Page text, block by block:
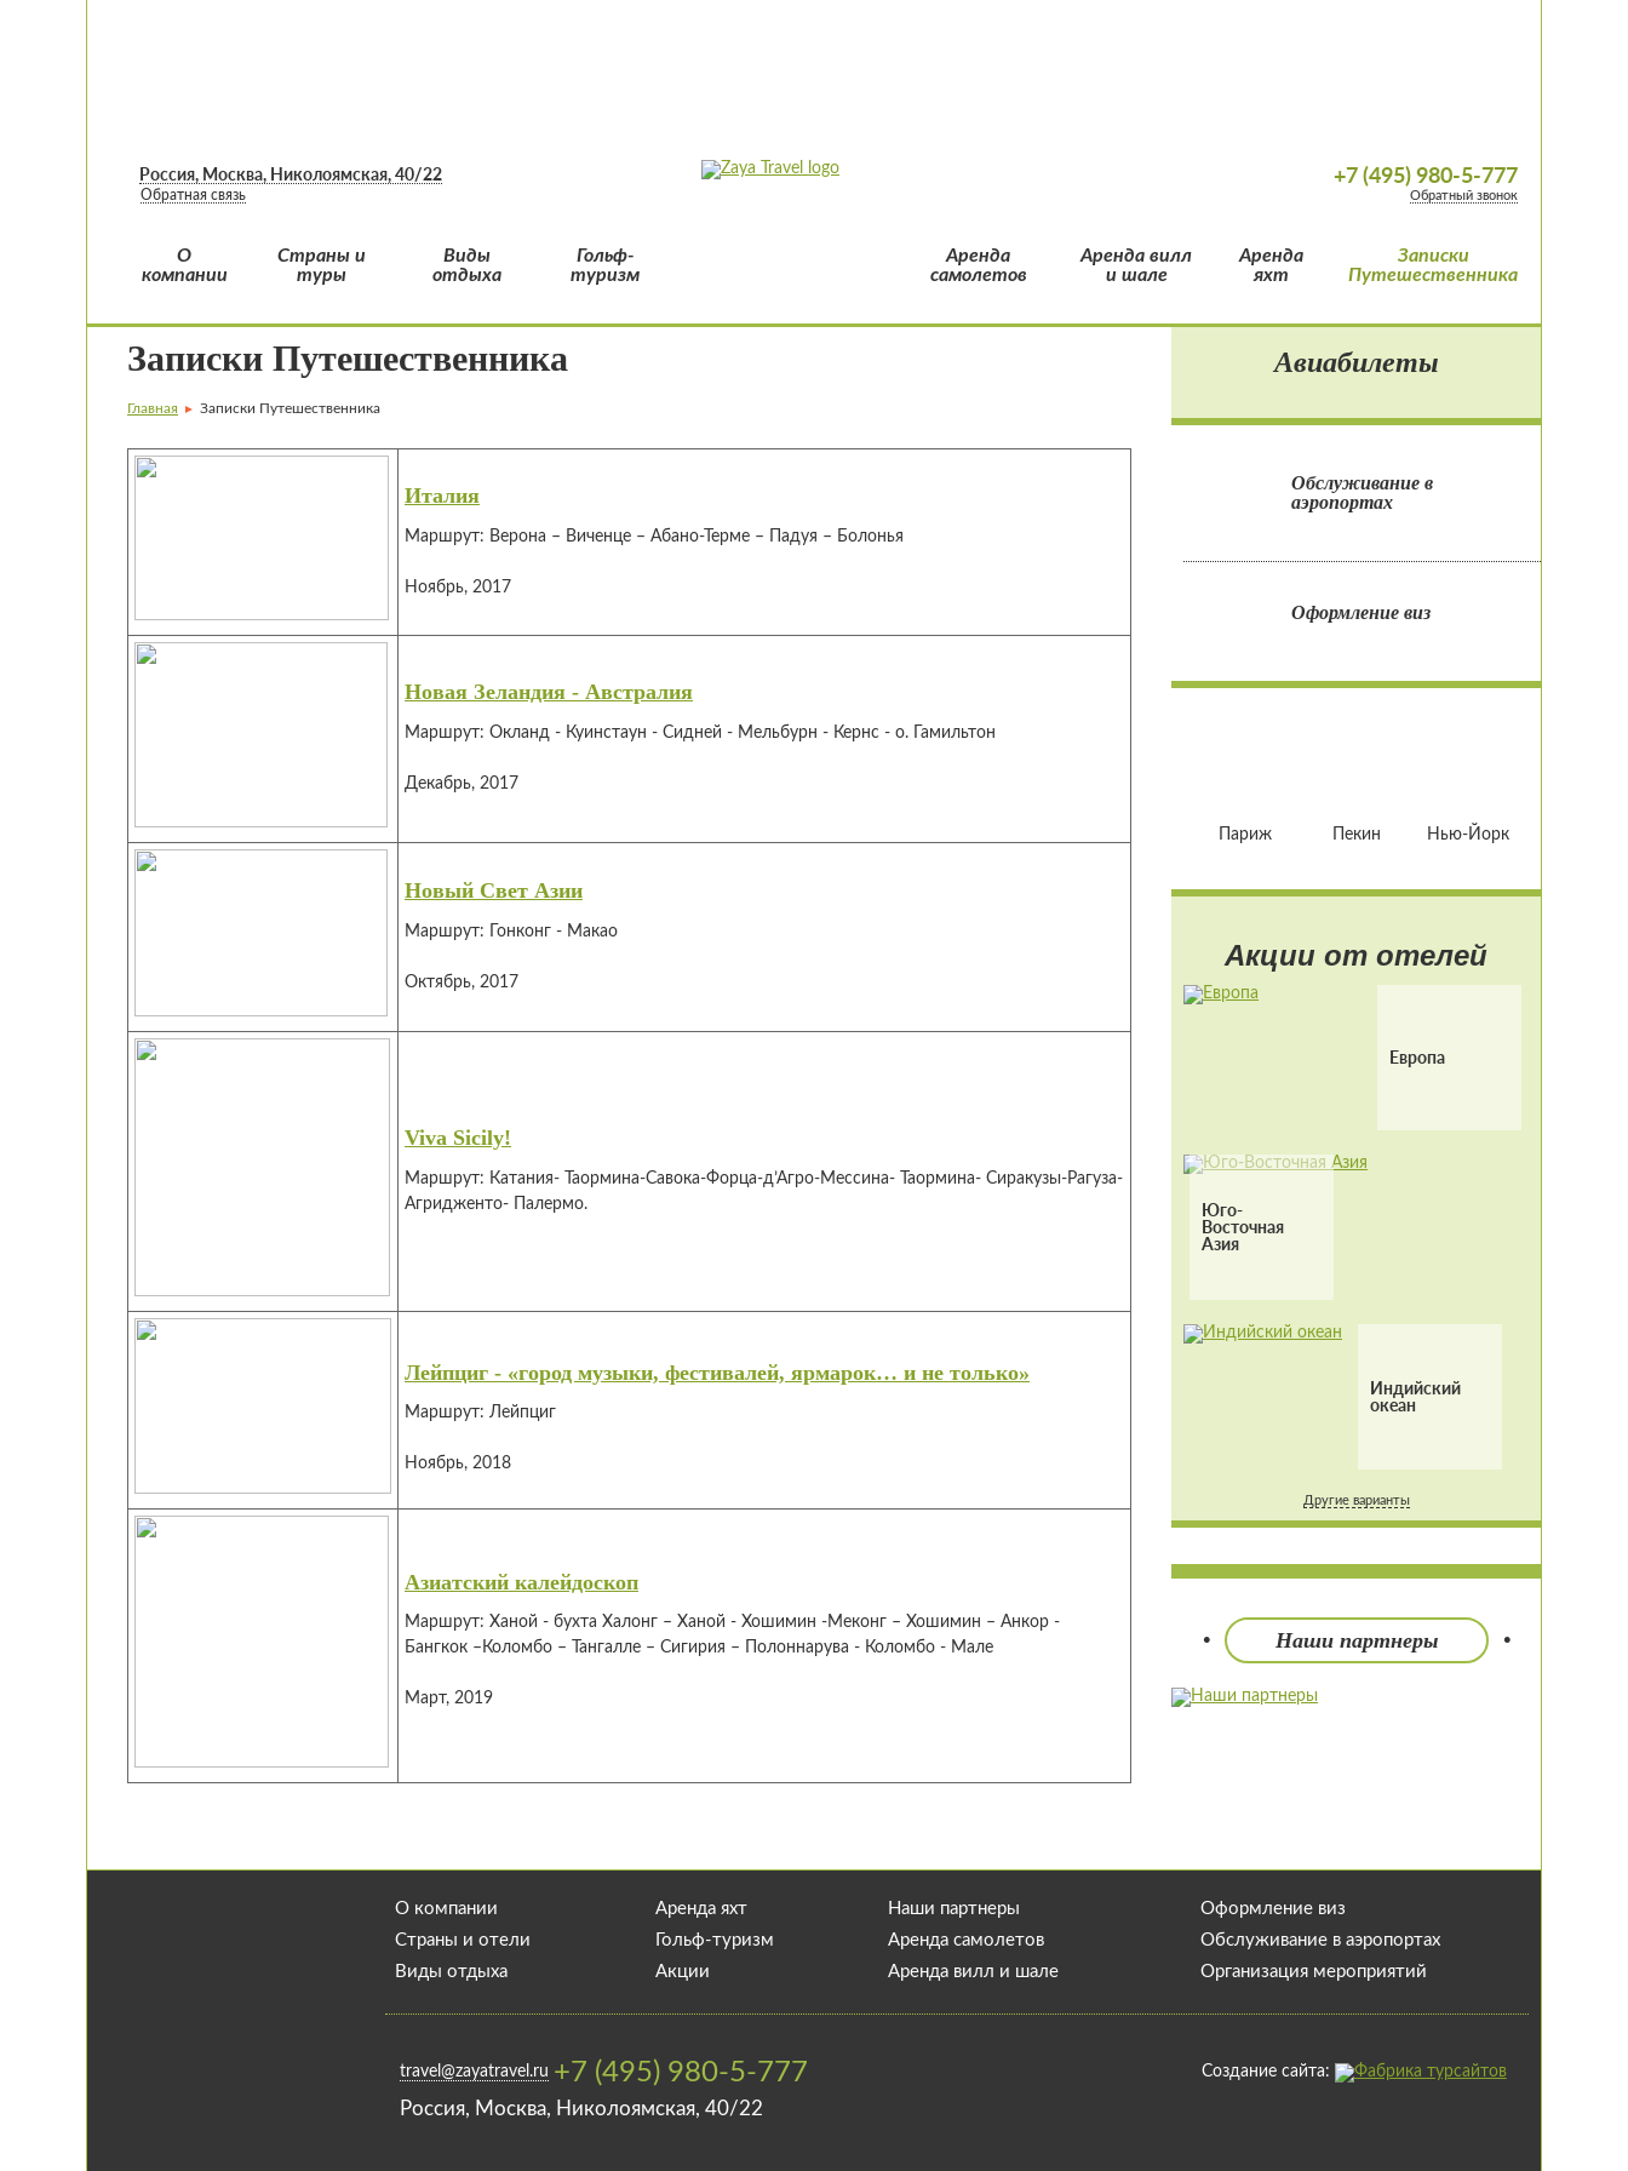
Россия, Москва, Николоямская, 40/22
Обратная связь
+7 (495) 980-5-777
Обратный звонок
О
компании
Страны и
туры
Виды
отдыха
Гольф-
туризм
Аренда
самолетов
Аренда вилл
и шале
Аренда
яхт
Записки
Путешественника
Записки Путешественника
Главная ► Записки Путешественника
Италия
Маршрут: Верона – Виченце – Абано-Терме – Падуя – Болонья
Ноябрь, 2017
Новая Зеландия - Австралия
Маршрут: Окланд - Куинстаун - Сидней - Мельбурн - Кернс - о. Гамильтон
Декабрь, 2017
Новый Свет Азии
Маршрут: Гонконг - Макао
Октябрь, 2017
Viva Sicily!
Маршрут: Катания- Таормина-Савока-Форца-д’Агро-Мессина- Таормина- Сиракузы-Рагуза-
Агридженто- Палермо.
Лейпциг - «город музыки, фестивалей, ярмарок… и не только»
Маршрут: Лейпциг
Ноябрь, 2018
Азиатский калейдоскоп
Маршрут: Ханой - бухта Халонг – Ханой - Хошимин -Меконг – Хошимин – Анкор -
Бангкок –Коломбо – Тангалле – Сигирия – Полоннарува - Коломбо - Мале
Март, 2019
Авиабилеты
Обслуживание в
аэропортах
Оформление виз
Париж Пекин Нью-Йорк
Акции от отелей
Европа
Юго-
Восточная
Азия
Индийский
океан
Другие варианты
Наши партнеры
О компании
Страны и отели
Виды отдыха
Аренда яхт
Гольф-туризм
Акции
Наши партнеры
Аренда самолетов
Аренда вилл и шале
Оформление виз
Обслуживание в аэропортах
Организация мероприятий
travel@zayatravel.ru +7 (495) 980-5-777
Роcсия, Москва, Николоямская, 40/22
Создание сайта: